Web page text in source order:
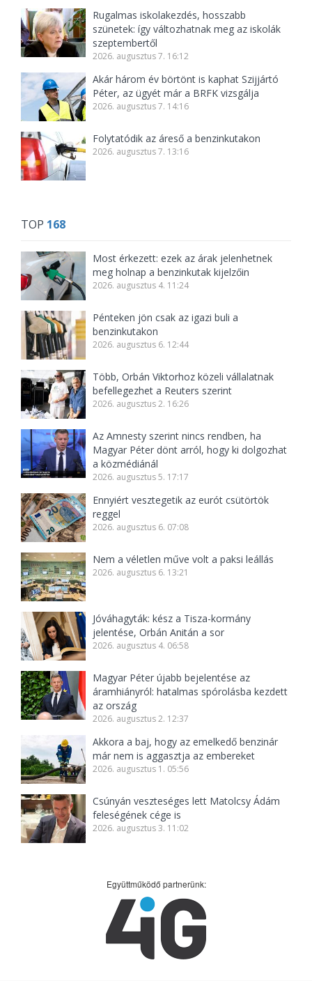
Rugalmas iskolakezdés, hosszabb
szünetek: így változhatnak meg az iskolák
szeptembertől
2026. augusztus 7. 16:12
Akár három év börtönt is kaphat Szijjártó
Péter, az ügyét már a BRFK vizsgálja
2026. augusztus 7. 14:16
Folytatódik az áreső a benzinkutakon
2026. augusztus 7. 13:16
TOP 168
Most érkezett: ezek az árak jelenhetnek
meg holnap a benzinkutak kijelzőin
2026. augusztus 4. 11:24
Pénteken jön csak az igazi buli a
benzinkutakon
2026. augusztus 6. 12:44
Több, Orbán Viktorhoz közeli vállalatnak
befellegezhet a Reuters szerint
2026. augusztus 2. 16:26
Az Amnesty szerint nincs rendben, ha
Magyar Péter dönt arról, hogy ki dolgozhat
a közmédiánál
2026. augusztus 5. 17:17
Ennyiért vesztegetik az eurót csütörtök
reggel
2026. augusztus 6. 07:08
Nem a véletlen műve volt a paksi leállás
2026. augusztus 6. 13:21
Jóváhagyták: kész a Tisza-kormány
jelentése, Orbán Anitán a sor
2026. augusztus 4. 06:58
Magyar Péter újabb bejelentése az
áramhiányról: hatalmas spórolásba kezdett
az ország
2026. augusztus 2. 12:37
Akkora a baj, hogy az emelkedő benzinár
már nem is aggasztja az embereket
2026. augusztus 1. 05:56
Csúnyán veszteséges lett Matolcsy Ádám
feleségének cége is
2026. augusztus 3. 11:02
Együttműködő partnerünk: